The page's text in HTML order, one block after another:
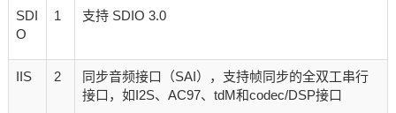
SDI
O
1 支持 SDIO 3.0
IIS 2
同步音频接口（SAI），支持帧同步的全双工串行
接口，如I2S、AC97、tdM和codec/DSP接口